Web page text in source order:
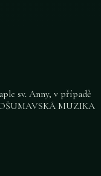
sv. Anny, v případě
MUZIKA